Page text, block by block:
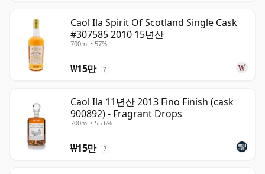
Caol Ila Spirit Of Scotland Single Cask
#307585 2010 15년산
700ml • 57%
₩15만 ?
Caol Ila 11년산 2013 Fino Finish (cask
900892) - Fragrant Drops
700ml • 55.6%
₩15만 ?